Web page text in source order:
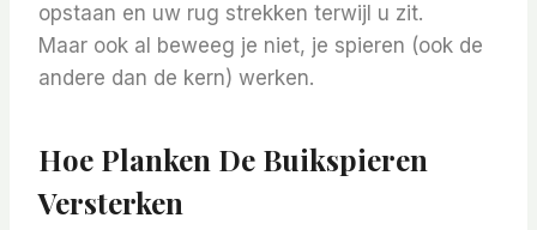
opstaan ​​en uw rug strekken terwijl u zit.
Maar ook al beweeg je niet, je spieren (ook de
andere dan de kern) werken.
Hoe Planken De Buikspieren
Versterken